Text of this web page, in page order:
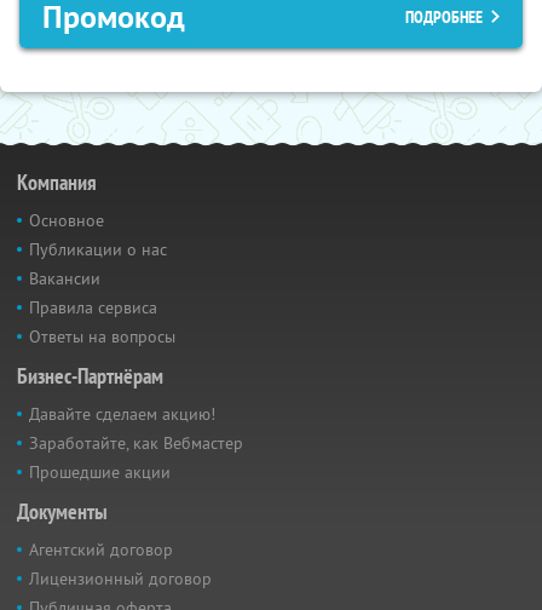
Промокод ПОДРОБНЕЕ
Компания
Основное
Публикации о нас
Вакансии
Правила сервиса
Ответы на вопросы
Бизнес-Партнёрам
Давайте сделаем акцию!
Заработайте, как Вебмастер
Прошедшие акции
Документы
Агентский договор
Лицензионный договор